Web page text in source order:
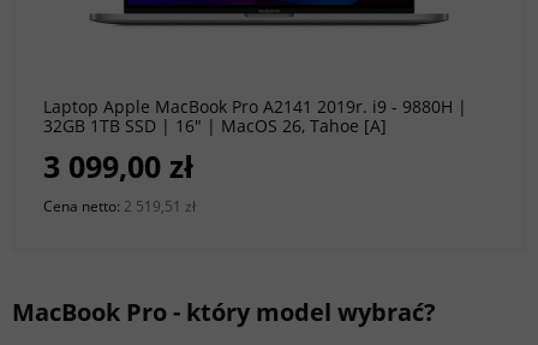
Laptop Apple MacBook Pro A2141 2019r. i9 - 9880H |
32GB 1TB SSD | 16" | MacOS 26, Tahoe [A]
3 099,00 zł
Cena netto: 2 519,51 zł
do koszyka
MacBook Pro - który model wybrać?